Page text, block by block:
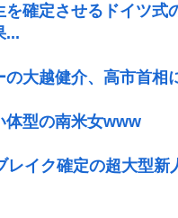
確定させるドイツ式
...
の大越健介、高市首
体型の南米女www
レイク確定の超大型